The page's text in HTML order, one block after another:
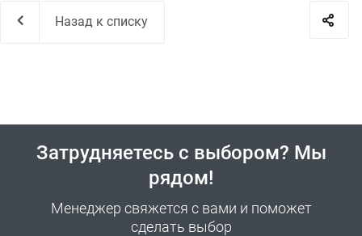
Назад к списку
Затрудняетесь с выбором? Мы
рядом!
Менеджер свяжется с вами и поможет
сделать выбор